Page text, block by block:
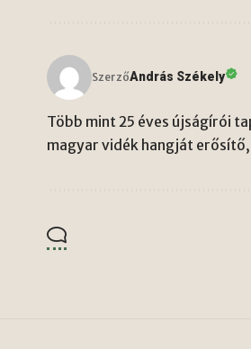
SzerzőAndrás Székely
Több mint 25 éves újságírói
magyar vidék hangját